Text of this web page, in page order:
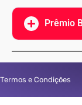
Prêmio
Termos e Condições